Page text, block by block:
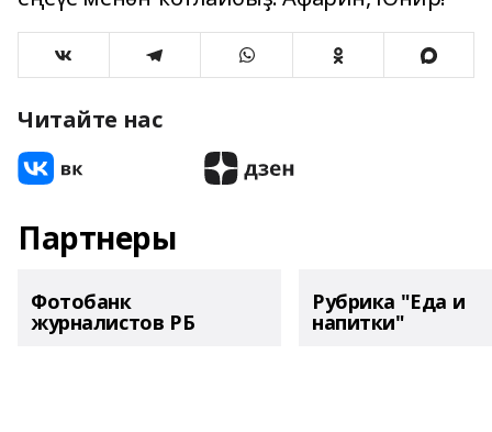
Читайте нас
Партнеры
Фотобанк
журналистов РБ
Рубрика "Еда и
напитки"